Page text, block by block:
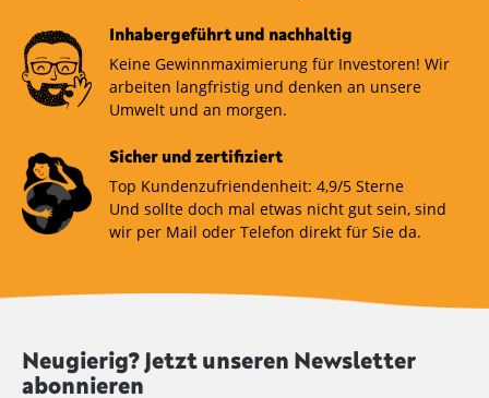
Inhabergeführt und nachhaltig
Keine Gewinnmaximierung für Investoren! Wir
arbeiten langfristig und denken an unsere
Umwelt und an morgen.
Sicher und zertifiziert
Top Kundenzufriendenheit: 4,9/5 Sterne
Und sollte doch mal etwas nicht gut sein, sind
wir per Mail oder Telefon direkt für Sie da.
Neugierig? Jetzt unseren Newsletter
abonnieren